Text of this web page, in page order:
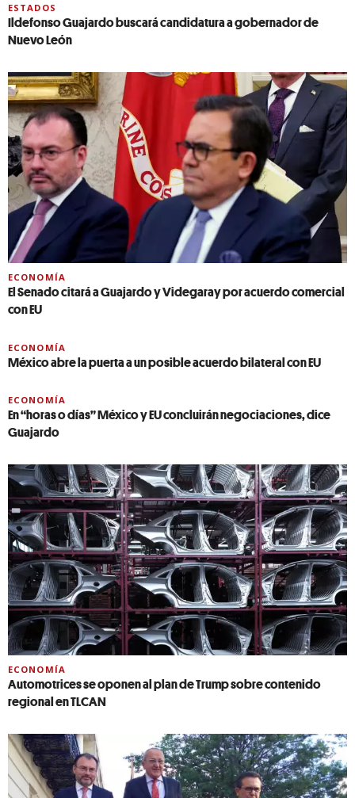
ESTADOS
Ildefonso Guajardo buscará candidatura a gobernador de
Nuevo León
ECONOMÍA
El Senado citará a Guajardo y Videgaray por acuerdo comercial
con EU
ECONOMÍA
México abre la puerta a un posible acuerdo bilateral con EU
ECONOMÍA
En “horas o días” México y EU concluirán negociaciones, dice
Guajardo
ECONOMÍA
Automotrices se oponen al plan de Trump sobre contenido
regional en TLCAN